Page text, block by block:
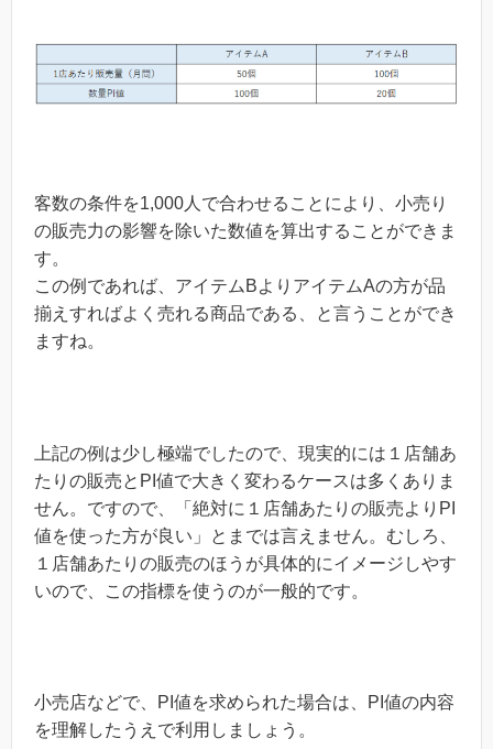
客数の条件を1,000人で合わせることにより、小売り
の販売力の影響を除いた数値を算出することができま
す。
この例であれば、アイテムBよりアイテムAの方が品
揃えすればよく売れる商品である、と言うことができ
ますね。
上記の例は少し極端でしたので、現実的には１店舗あ
たりの販売とPI値で大きく変わるケースは多くありま
せん。ですので、「絶対に１店舗あたりの販売よりPI
値を使った方が良い」とまでは言えません。むしろ、
１店舗あたりの販売のほうが具体的にイメージしやす
いので、この指標を使うのが一般的です。
小売店などで、PI値を求められた場合は、PI値の内容
を理解したうえで利用しましょう。